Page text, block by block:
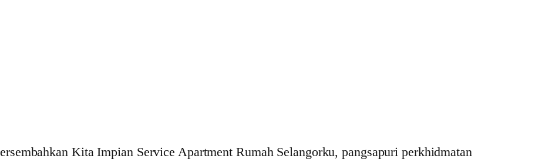
Kita Impian Service Apartment Rumah Selangorku, pangsapuri perkhidmatan